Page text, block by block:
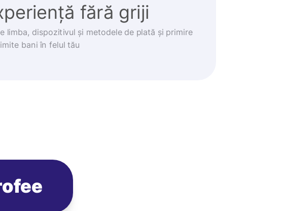
fără griji
limba, dispozitivul și metodele de plată și primire
bani în felul tău